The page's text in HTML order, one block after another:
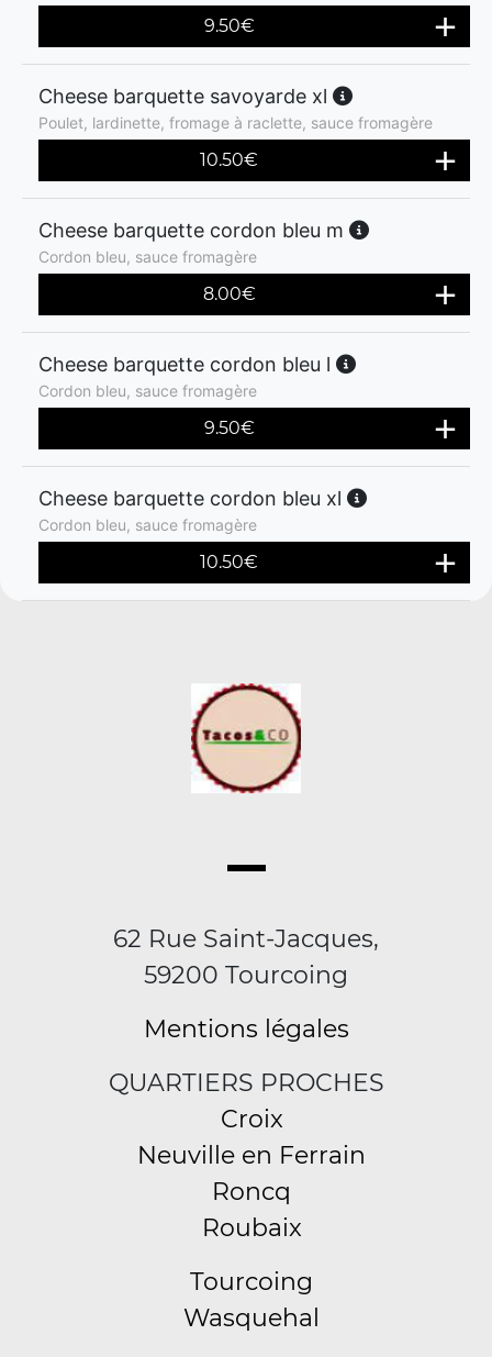
9.50€
Cheese barquette savoyarde xl
Poulet, lardinette, fromage à raclette, sauce fromagère
10.50€
Cheese barquette cordon bleu m
Cordon bleu, sauce fromagère
8.00€
Cheese barquette cordon bleu l
Cordon bleu, sauce fromagère
9.50€
Cheese barquette cordon bleu xl
Cordon bleu, sauce fromagère
10.50€
62 Rue Saint-Jacques,
59200 Tourcoing
Mentions légales
QUARTIERS PROCHES
Croix
Neuville en Ferrain
Roncq
Roubaix
Tourcoing
Wasquehal